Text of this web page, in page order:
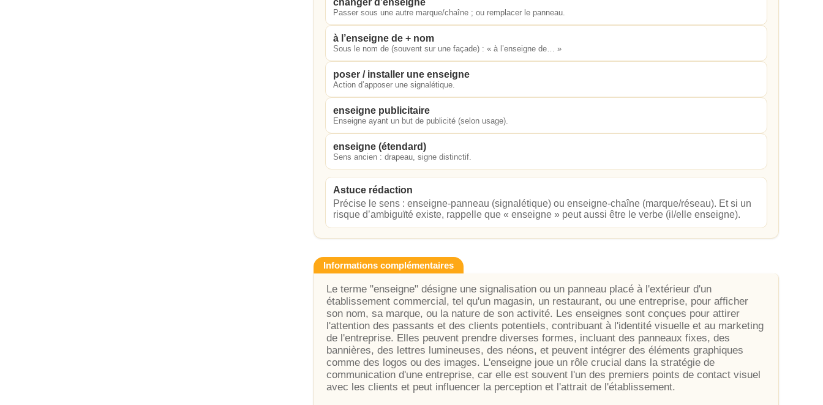
changer d’enseigne
Passer sous une autre marque/chaîne ; ou remplacer le panneau.
à l’enseigne de + nom
Sous le nom de (souvent sur une façade) : « à l’enseigne de… »
poser / installer une enseigne
Action d’apposer une signalétique.
enseigne publicitaire
Enseigne ayant un but de publicité (selon usage).
enseigne (étendard)
Sens ancien : drapeau, signe distinctif.
Astuce rédaction
Précise le sens : enseigne‑panneau (signalétique) ou enseigne‑chaîne (marque/réseau). Et si un
risque d’ambiguïté existe, rappelle que « enseigne » peut aussi être le verbe (il/elle enseigne).
Informations complémentaires
Le terme "enseigne" désigne une signalisation ou un panneau placé à l'extérieur d'un
établissement commercial, tel qu'un magasin, un restaurant, ou une entreprise, pour afficher
son nom, sa marque, ou la nature de son activité. Les enseignes sont conçues pour attirer
l'attention des passants et des clients potentiels, contribuant à l'identité visuelle et au marketing
de l'entreprise. Elles peuvent prendre diverses formes, incluant des panneaux fixes, des
bannières, des lettres lumineuses, des néons, et peuvent intégrer des éléments graphiques
comme des logos ou des images. L'enseigne joue un rôle crucial dans la stratégie de
communication d'une entreprise, car elle est souvent l'un des premiers points de contact visuel
avec les clients et peut influencer la perception et l'attrait de l'établissement.